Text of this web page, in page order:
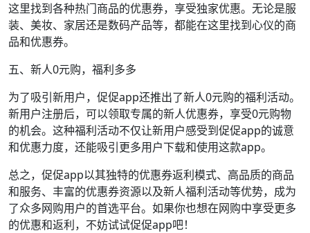
这里找到各种热门商品的优惠券，享受独家优惠。无论是服
装、美妆、家居还是数码产品等，都能在这里找到心仪的商
品和优惠券。
五、新人0元购，福利多多
为了吸引新用户，促促app还推出了新人0元购的福利活动。
新用户注册后，可以领取专属的新人优惠券，享受0元购物
的机会。这种福利活动不仅让新用户感受到促促app的诚意
和优惠力度，还能吸引更多用户下载和使用这款app。
总之，促促app以其独特的优惠券返利模式、高品质的商品
和服务、丰富的优惠券资源以及新人福利活动等优势，成为
了众多网购用户的首选平台。如果你也想在网购中享受更多
的优惠和返利，不妨试试促促app吧！